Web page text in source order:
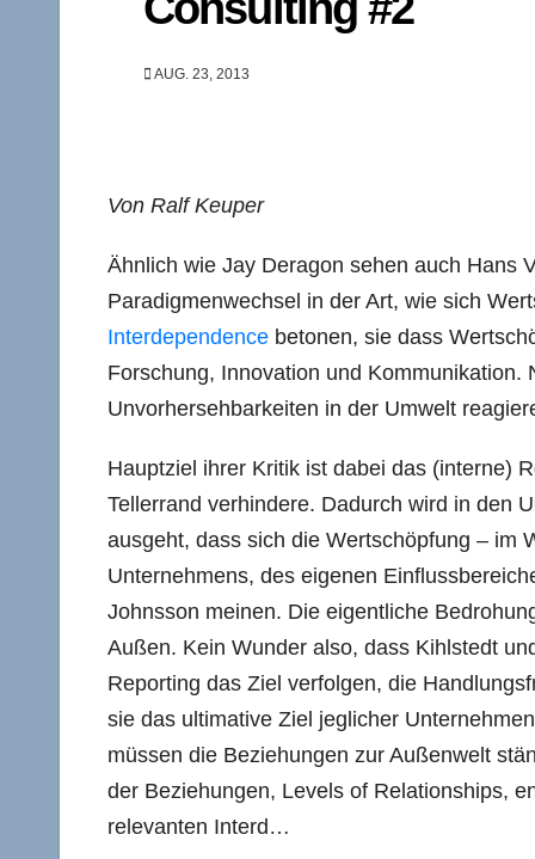
AUG. 23, 2013
Von Ralf Keuper
Ähnlich wie Jay Deragon sehen auch Hans
Paradigmenwechsel in der Art, wie sich
Interdependence betonen, sie dass
Forschung, Innovation und
Unvorhersehbarkeiten in der Umwelt
Hauptziel ihrer Kritik ist dabei das (interne)
Tellerrand verhindere. Dadurch wird in den
ausgeht, dass sich die Wertschöpfung – im
Unternehmens, des eigenen
Johnsson meinen. Die eigentliche
Außen. Kein Wunder also, dass Kihlstedt
Reporting das Ziel verfolgen, die
sie das ultimative Ziel jeglicher
müssen die Beziehungen zur Außenwelt
der Beziehungen, Levels of Relationships,
relevanten Interd…